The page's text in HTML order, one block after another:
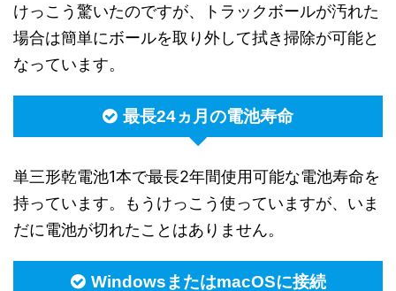
けっこう驚いたのですが、トラックボールが汚れた
場合は簡単にボールを取り外して拭き掃除が可能と
なっています。
最長24ヵ月の電池寿命
単三形乾電池1本で最長2年間使用可能な電池寿命を
持っています。もうけっこう使っていますが、いま
だに電池が切れたことはありません。
WindowsまたはmacOSに接続